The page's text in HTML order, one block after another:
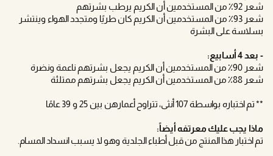
شعر 92٪ من المستخدمين أن الكريم يرطب بشرتهم
شعر 93٪ من المستخدمين أن الكريم كان طريًا ومتجدد الهواء وينتشر
بسلاسة على البشرة
- بعد 4 أسابيع:
شعر 90٪ من المستخدمين أن الكريم يجعل بشرتهم ناعمة ونضرة
شعر 88٪ من المستخدمين أن الكريم يجعل بشرتهم ممتلئة
** تم اختباره بواسطة 107 أنثى، تتراوح أعمارهن بين 25 و 39 عامًا
ماذا يجب عليك معرتفه أيضاً:
تم اختبار هذا المنتج من قبل أطباء الجلدية وهو لا يسبب انسداد المسام.